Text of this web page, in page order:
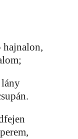
hajnalon,